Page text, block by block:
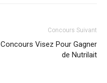
Concours Suivant
Concours Visez Pour Gagner
de Nutrilait